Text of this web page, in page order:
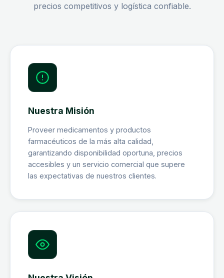
precios competitivos y logística confiable.
Nuestra Misión
Proveer medicamentos y productos
farmacéuticos de la más alta calidad,
garantizando disponibilidad oportuna, precios
accesibles y un servicio comercial que supere
las expectativas de nuestros clientes.